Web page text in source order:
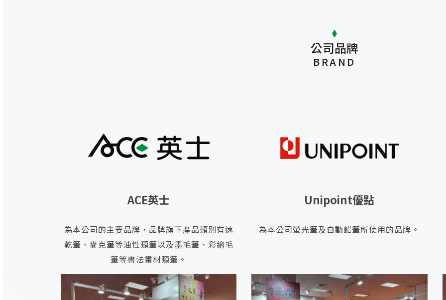
公司品牌
BRAND
ACE英士
為本公司的主要品牌，品牌旗下產品類別有速
乾筆、麥克筆等油性類筆以及墨毛筆、彩繪毛
筆等書法畫材類筆。
Unipoint優點
為本公司螢光筆及自動鉛筆所使用的品牌。